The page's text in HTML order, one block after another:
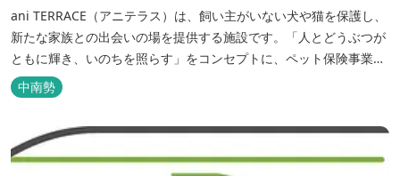
ani TERRACE（アニテラス）は、飼い主がいない犬や猫を保護し、
新たな家族との出会いの場を提供する施設です。「人とどうぶつが
ともに輝き、いのちを照らす」をコンセプトに、ペット保険事業を
行うアニコムグループが運営します。また、本施設では、飼い主様
と一緒にVISONへ訪れたペットを一時的にお預かりするペットホテ
中南勢